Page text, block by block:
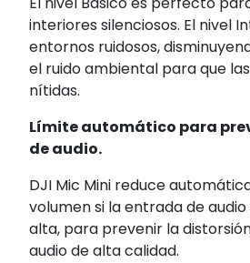
interiores silenciosos. El nivel
entornos ruidosos,
el ruido ambiental para que
nítidas.
Límite automático para
de audio.
DJI Mic Mini reduce
volumen si la entrada de
alta, para prevenir la
audio de alta calidad.